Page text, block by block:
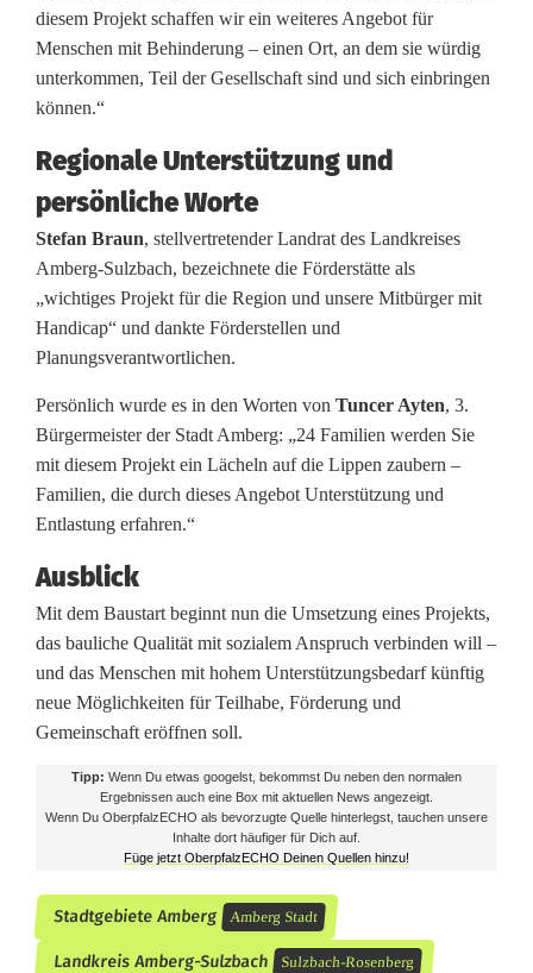
diesem Projekt schaffen wir ein weiteres Angebot für
Menschen mit Behinderung – einen Ort, an dem sie würdig
unterkommen, Teil der Gesellschaft sind und sich einbringen
können.“
Regionale Unterstützung und
persönliche Worte
Stefan Braun, stellvertretender Landrat des Landkreises
Amberg-Sulzbach, bezeichnete die Förderstätte als
„wichtiges Projekt für die Region und unsere Mitbürger mit
Handicap“ und dankte Förderstellen und
Planungsverantwortlichen.
Persönlich wurde es in den Worten von Tuncer Ayten, 3.
Bürgermeister der Stadt Amberg: „24 Familien werden Sie
mit diesem Projekt ein Lächeln auf die Lippen zaubern –
Familien, die durch dieses Angebot Unterstützung und
Entlastung erfahren.“
Ausblick
Mit dem Baustart beginnt nun die Umsetzung eines Projekts,
das bauliche Qualität mit sozialem Anspruch verbinden will –
und das Menschen mit hohem Unterstützungsbedarf künftig
neue Möglichkeiten für Teilhabe, Förderung und
Gemeinschaft eröffnen soll.
Tipp: Wenn Du etwas googelst, bekommst Du neben den normalen
Ergebnissen auch eine Box mit aktuellen News angezeigt.
Wenn Du OberpfalzECHO als bevorzugte Quelle hinterlegst, tauchen unsere
Inhalte dort häufiger für Dich auf.
Füge jetzt OberpfalzECHO Deinen Quellen hinzu!
Stadtgebiete Amberg Amberg Stadt
Landkreis Amberg-Sulzbach Sulzbach-Rosenberg